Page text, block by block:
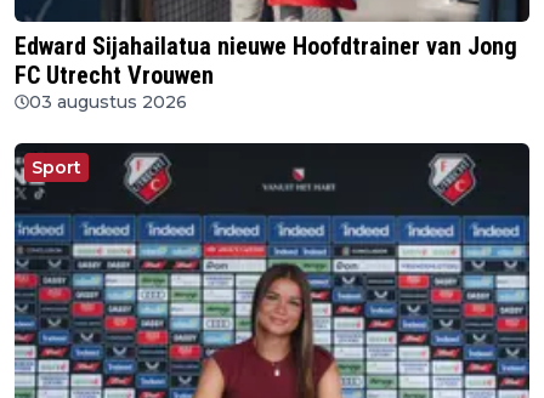
Edward Sijahailatua nieuwe Hoofdtrainer van Jong
FC Utrecht Vrouwen
03 augustus 2026
Sport